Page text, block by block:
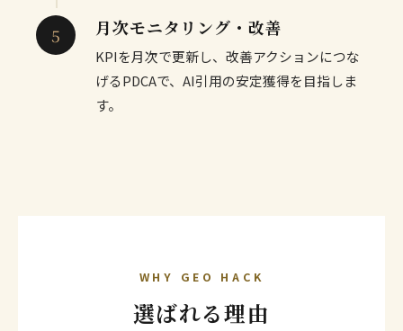
月次モニタリング・改善
KPIを月次で更新し、改善アクションにつな
げるPDCAで、AI引用の安定獲得を目指しま
す。
WHY GEO HACK
選ばれる理由